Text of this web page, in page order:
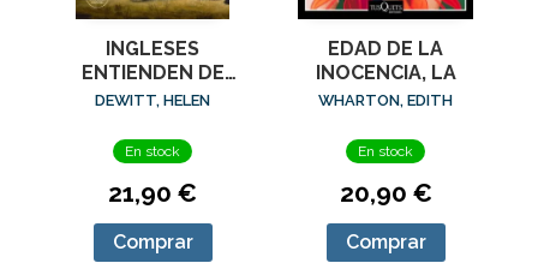
INGLESES
ENTIENDEN DE
LANA (Y OTROS
DEWITT, HELEN
En stock
21,90 €
Comprar
EDAD DE LA
INOCENCIA, LA
WHARTON, EDITH
En stock
20,90 €
Comprar